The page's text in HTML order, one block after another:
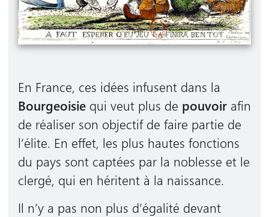
En France, ces idées infusent dans la
Bourgeoisie qui veut plus de pouvoir afin
de réaliser son objectif de faire partie de
l’élite. En effet, les plus hautes fonctions
du pays sont captées par la noblesse et le
clergé, qui en héritent à la naissance.
Il n’y a pas non plus d’égalité devant